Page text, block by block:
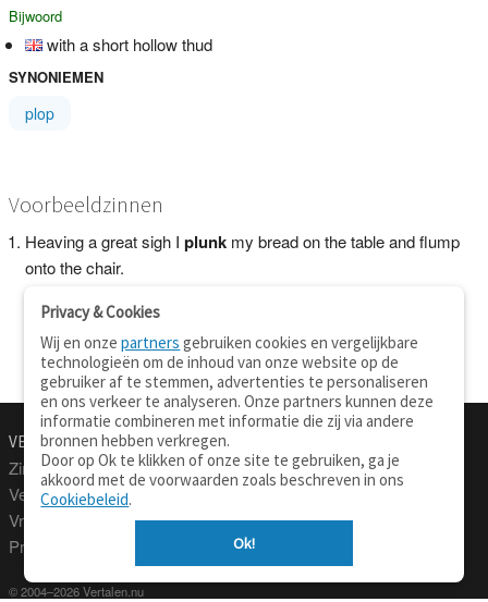
Bijwoord
with a short hollow thud
SYNONIEMEN
plop
Voorbeeldzinnen
Heaving a great sigh I plunkmy bread on the table and flump
onto the chair.
VERTALEN.NU
Zinnen vertalen
Verklarend woordenboek
Vraagbaak
Professionele vertaling
© 2004–2026 Vertalen.nu
Over deze site
Privacy
Privacy & Cookies
Wij en onzepartners gebruiken cookies en vergelijkbare
technologieën om de inhoud van onze website op de
gebruiker af te stemmen, advertenties te personaliseren
en ons verkeer te analyseren. Onze partners kunnen deze
informatie combineren met informatie die zij via andere
bronnen hebben verkregen.
Door op Ok te klikken of onze site te gebruiken, ga je
akkoord met de voorwaarden zoals beschreven in ons
Cookiebeleid.
Ok!